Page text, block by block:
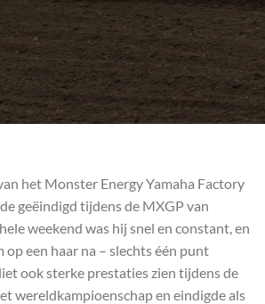
het Monster Energy Yamaha Factory
geëindigd tijdens de MXGP van
weekend was hij snel en constant, en
een haar na – slechts één punt
ook sterke prestaties zien tijdens de
wereldkampioenschap en eindigde als